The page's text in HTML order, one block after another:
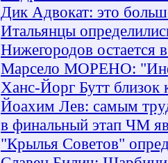
Дик Адвокат: это
Итальянцы
Нижегородов остается
Марсело МОРЕНО:
Ханс-Йорг Бутт близок
Йоахим Лев: самым
в финальный этап ЧМ
"Крылья Советов"